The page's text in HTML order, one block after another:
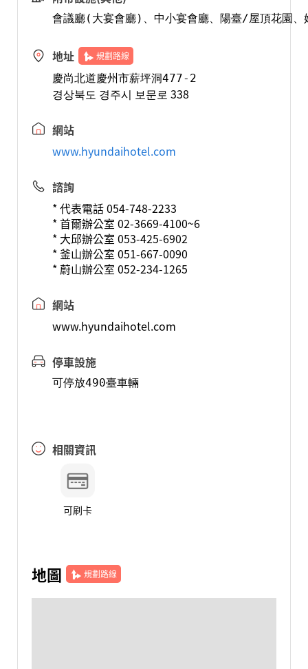
會議廳(大宴會廳)、中小宴會廳、陽臺/屋頂花園、
地址 規劃路線
慶尚北道慶州市薪坪洞477-2
경상북도 경주시 보문로 338
網站
www.hyundaihotel.com
諮詢
* 代表電話 054-748-2233
* 首爾辦公室 02-3669-4100~6
* 大邱辦公室 053-425-6902
* 釜山辦公室 051-667-0090
* 蔚山辦公室 052-234-1265
網站
www.hyundaihotel.com
停車設施
可停放490臺車輛
相關資訊
可刷卡
地圖 規劃路線